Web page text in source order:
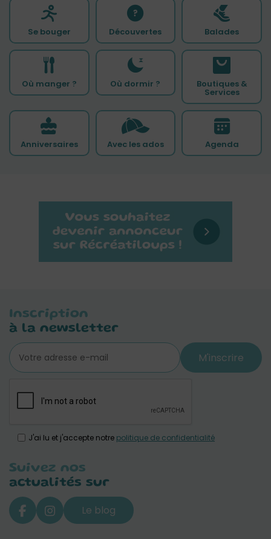
Se bouger Découvertes Balades
Où manger ? Où dormir ? Boutiques &
Services
Anniversaires Avec les ados Agenda
Inscription
à la newsletter
M'inscrire
J'ai lu et j'accepte notre politique de confidentialité
Suivez nos
actualités sur
Le blog